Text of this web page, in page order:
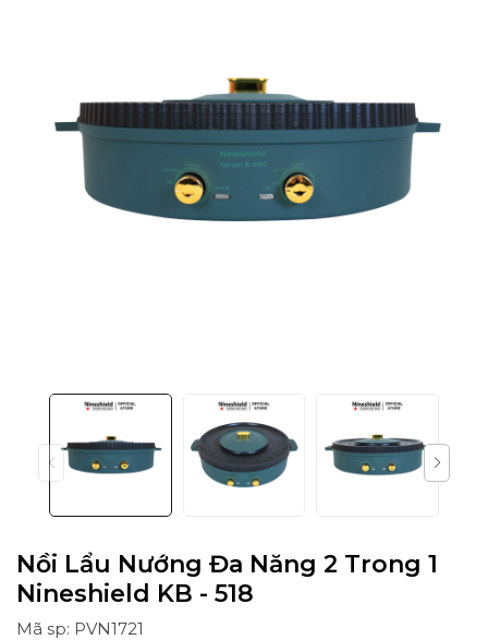
Nồi Lẩu Nướng Đa Năng 2 Trong 1
Nineshield KB - 518
Mã sp: PVN1721